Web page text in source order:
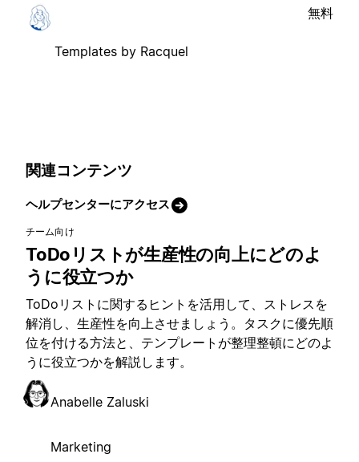
Templates by Racquel
無料
関連コンテンツ
ヘルプセンターにアクセス
チーム向け
ToDoリストが生産性の向上にどのよ
うに役立つか
ToDoリストに関するヒントを活用して、ストレスを
解消し、生産性を向上させましょう。タスクに優先順
位を付ける方法と、テンプレートが整理整頓にどのよ
うに役立つかを解説します。
Anabelle Zaluski
Marketing